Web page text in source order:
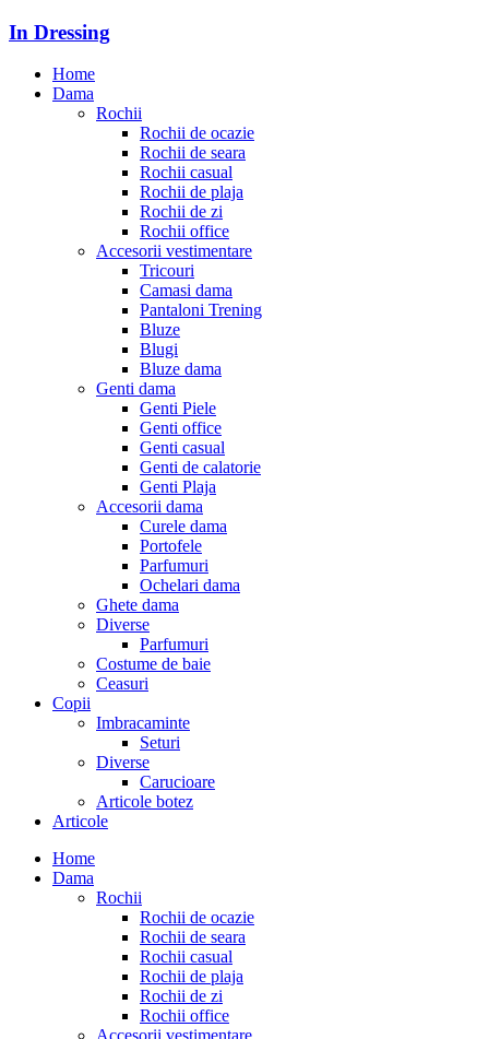
In Dressing
Home
Dama
Rochii
Rochii de ocazie
Rochii de seara
Rochii casual
Rochii de plaja
Rochii de zi
Rochii office
Accesorii vestimentare
Tricouri
Camasi dama
Pantaloni Trening
Bluze
Blugi
Bluze dama
Genti dama
Genti Piele
Genti office
Genti casual
Genti de calatorie
Genti Plaja
Accesorii dama
Curele dama
Portofele
Parfumuri
Ochelari dama
Ghete dama
Diverse
Parfumuri
Costume de baie
Ceasuri
Copii
Imbracaminte
Seturi
Diverse
Carucioare
Articole botez
Articole
Home
Dama
Rochii
Rochii de ocazie
Rochii de seara
Rochii casual
Rochii de plaja
Rochii de zi
Rochii office